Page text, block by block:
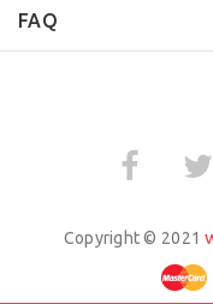
FAQ
Copyright © 2021